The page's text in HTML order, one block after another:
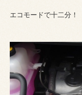
エコモードで十二分！